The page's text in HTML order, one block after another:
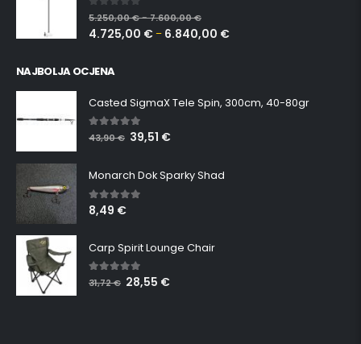
0 out of 5
5.250,00€–7.600,00€
4.725,00 € – 6.840,00 €
NAJBOLJA OCJENA
Casted SigmaX Tele Spin, 300cm, 40-80gr
5.00out of 5
43,90€ 39,51 €
Monarch Dok Sparky Shad
5.00 out of 5
8,49 €
Carp Spirit Lounge Chair
5.00 out of 5
31,72€ 28,55 €